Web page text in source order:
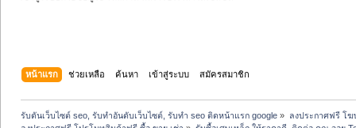
หน้าแรก ช่วยเหลือ ค้นหา เข้าสู่ระบบ สมัครสมาชิก
รับดันเว็บไซต์ seo, รับทำอันดับเว็บไซต์, รับทำ seo ติดหน้าแรก google » ลงประกาศฟรี โ